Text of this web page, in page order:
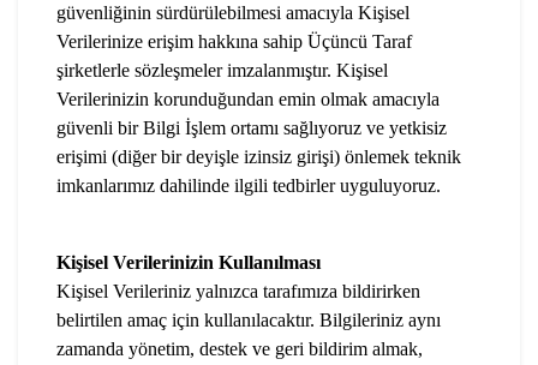
güvenliğinin sürdürülebilmesi amacıyla Kişisel
Verilerinize erişim hakkına sahip Üçüncü Taraf
şirketlerle sözleşmeler imzalanmıştır. Kişisel
Verilerinizin korunduğundan emin olmak amacıyla
güvenli bir Bilgi İşlem ortamı sağlıyoruz ve yetkisiz
erişimi (diğer bir deyişle izinsiz girişi) önlemek teknik
imkanlarımız dahilinde ilgili tedbirler uyguluyoruz.
Kişisel Verilerinizin Kullanılması
Kişisel Verileriniz yalnızca tarafımıza bildirirken
belirtilen amaç için kullanılacaktır. Bilgileriniz aynı
zamanda yönetim, destek ve geri bildirim almak,